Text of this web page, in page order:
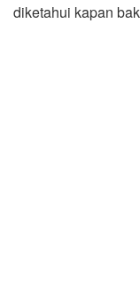
diketahui kapan